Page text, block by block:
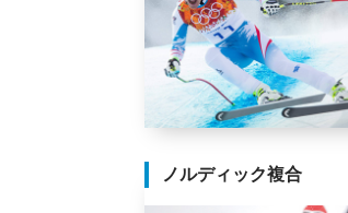
ノルディック複合